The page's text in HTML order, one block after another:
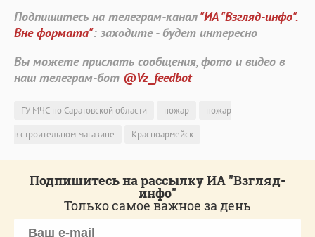
Подпишитесь на телеграм-канал"ИА "Взгляд-инфо".
Вне формата": заходите - будет интересно
Вы можете прислать сообщения, фото и видео в
наш телеграм-бот @Vz_feedbot
ГУ МЧС по Саратовской области пожар
пожар
в строительном магазине
Красноармейск
Подпишитесь на рассылку ИА "Взгляд-
инфо"
Только самое важное за день